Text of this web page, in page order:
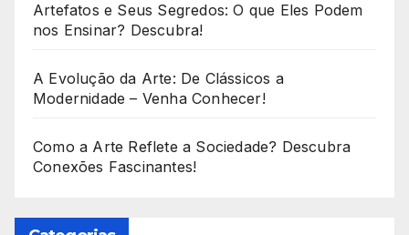
Artefatos e Seus Segredos: O que Eles Podem
nos Ensinar? Descubra!
A Evolução da Arte: De Clássicos a
Modernidade – Venha Conhecer!
Como a Arte Reflete a Sociedade? Descubra
Conexões Fascinantes!